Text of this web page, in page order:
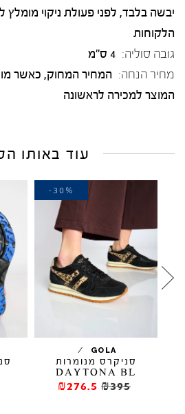
יבשה בלבד, לפני פעולת ניקוי מומלץ
הלקוחות
גובה סוליה: 4 ס"מ
מחיר הנחה: המחיר המחוק, כאשר
המוצר למכירה לראשונה
עוד באותו
GOLA
/
סניקרס מנומרות
DAYTONA BL
₪395
₪276.5
-30%